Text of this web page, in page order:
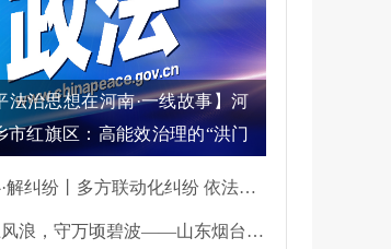
法治思想在河南·一线故事】河
市红旗区：高能效治理的“洪门
进中心·解纠纷丨多方联动化纠纷 依法调解护农耕
抚海上风浪，守万顷碧波——山东烟台把矛盾化解在微澜未起时